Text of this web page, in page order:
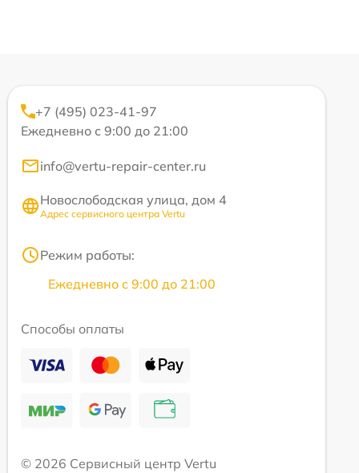
+7 (495) 023-41-97
Ежедневно с 9:00 до 21:00
info@vertu-repair-center.ru
Новослободская улица, дом 4
Адрес сервисного центра Vertu
Режим работы:
Ежедневно с 9:00 до 21:00
Способы оплаты
© 2026 Сервисный центр Vertu